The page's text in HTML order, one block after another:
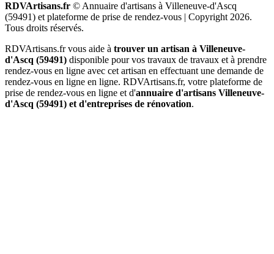
RDVArtisans.fr © Annuaire d'artisans à Villeneuve-d'Ascq
(59491) et plateforme de prise de rendez-vous | Copyright 2026.
Tous droits réservés.
RDVArtisans.fr vous aide à trouver un artisan à Villeneuve-
d'Ascq (59491) disponible pour vos travaux de travaux et à prendre
rendez-vous en ligne avec cet artisan en effectuant une demande de
rendez-vous en ligne en ligne. RDVArtisans.fr, votre plateforme de
prise de rendez-vous en ligne et d'annuaire d'artisans Villeneuve-
d'Ascq (59491) et d'entreprises de rénovation.